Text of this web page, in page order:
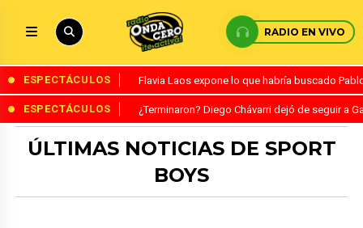
RADIO EN VIVO
ESPECTÁCULOS Flavia Laos expone lo que habría buscado
ESPECTÁCULOS ¿Terminaron? Diego Chávarri dejó de seguir a
ÚLTIMAS NOTICIAS DE SPORT
BOYS